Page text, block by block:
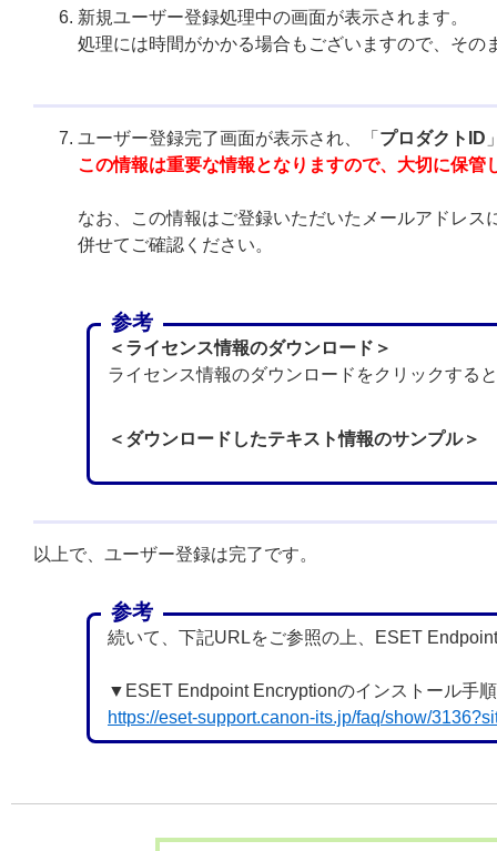
新規ユーザー登録処理中の画面が表示されます。
処理には時間がかかる場合もございますので、その
ユーザー登録完了画面が表示され、「 プロダクトID
この情報は重要な情報となりますので、大切に保管
なお、この情報はご登録いただいたメールアドレス
併せてご確認ください。
参考
＜ライセンス情報のダウンロード＞
ライセンス情報のダウンロードをクリックする
＜ダウンロードしたテキスト情報のサンプル＞
以上で、ユーザー登録は完了です。
参考
続いて、下記URLをご参照の上、ESET
▼ESET Endpoint Encryptionのインストール手
https://eset-support.canon-its.jp/faq/show/